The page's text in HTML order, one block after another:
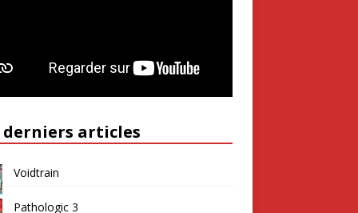
derniers articles
Voidtrain
Pathologic 3